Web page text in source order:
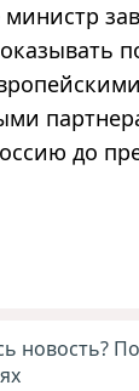
до
новость?